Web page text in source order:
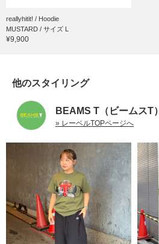
reallyhitit! / Hoodie
MUSTARD / サイズ L
¥9,900
他のスタイリング
BEAMS T（ビームスT）
» レーベルTOPページへ